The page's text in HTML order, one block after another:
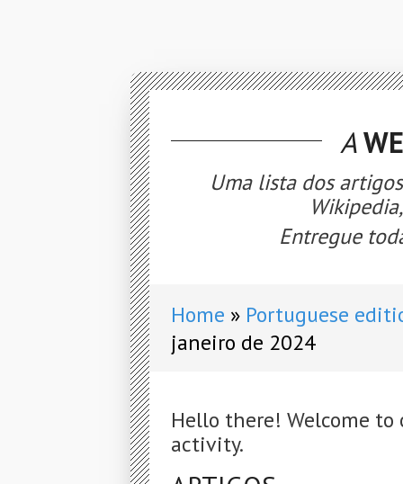
A
Uma lista dos
Entregue
Home
Portuguese
janeiro de 2024
Hello there! Welcome
activity.